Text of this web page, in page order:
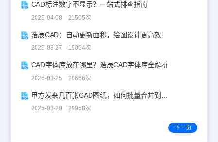
CAD标注数字不显示？一站式排查指南
2025-04-08 21505次
浩辰CAD：自动更新面积，绘图设计更高效！
2025-03-27 15064次
CAD字体库放在哪里？浩辰CAD字体库全解析
2025-03-25 20666次
甲方发来几百张CAD图纸，如何批量合并到一张设计图中？
2025-03-20 29958次
下一页